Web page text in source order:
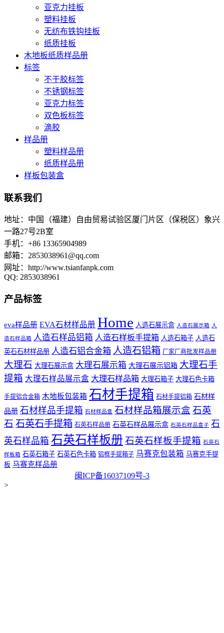
亚克力挂板
塑料挂板
无纺布铁钩挂板
纸质挂板
木地板纸质样品册
标签
不干胶标签
不锈钢标签
亚克力标签
双色板标签
滴胶
样品册
塑料样品册
纸质样品册
样板包装盒
联系我们
地址：中国（福建）自由贸易试验区厦门片区（保税区）象兴
一路27号2B室
手机：+86 13365904989
邮箱： 2853038961@qq.com
网址：http://www.tsianfanpk.com
QQ: 2853038961
产品标签
eva样品册 EVA石材样品册 Home 人造石展示盒 人造石展示箱 人
造石样品箱 人造石样品铝箱 人造石样板手提箱 人造石箱子 人造石
英石石材样品册 人造石铝合金箱 人造石铝箱 厂家厂商批发样品册
大理石 大理石展示盒 大理石展示箱 大理石展示铝箱 大理石手
提箱 大理石样品展示盒 大理石样品箱 大理石箱子 大理石色卡箱
手提铝合金箱 木地板包装箱 石材手提箱 石材手提铝箱 石材样
品册 石材样品手提箱 石材样品盒 石材样品箱展示盒 石英
石 石英石手提箱 石英石样品册 石英石样品展示盒 石英石样品盒子 石
英石样品箱 石英石样板册 石英石样板手提箱 石英石
样板箱 石英石箱子 石英石色卡箱 铝框手提箱子 马赛克包装箱 马赛克手提
板 马赛克样品册
闽ICP备16037109号-3
>